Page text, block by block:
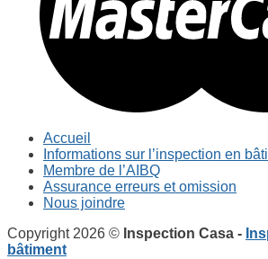
Accueil
Informations sur l’inspection en
Membre de l’AIBQ
Assurance erreurs et omission
Nous joindre
Copyright 2026 © Inspection Casa -
bâtiment